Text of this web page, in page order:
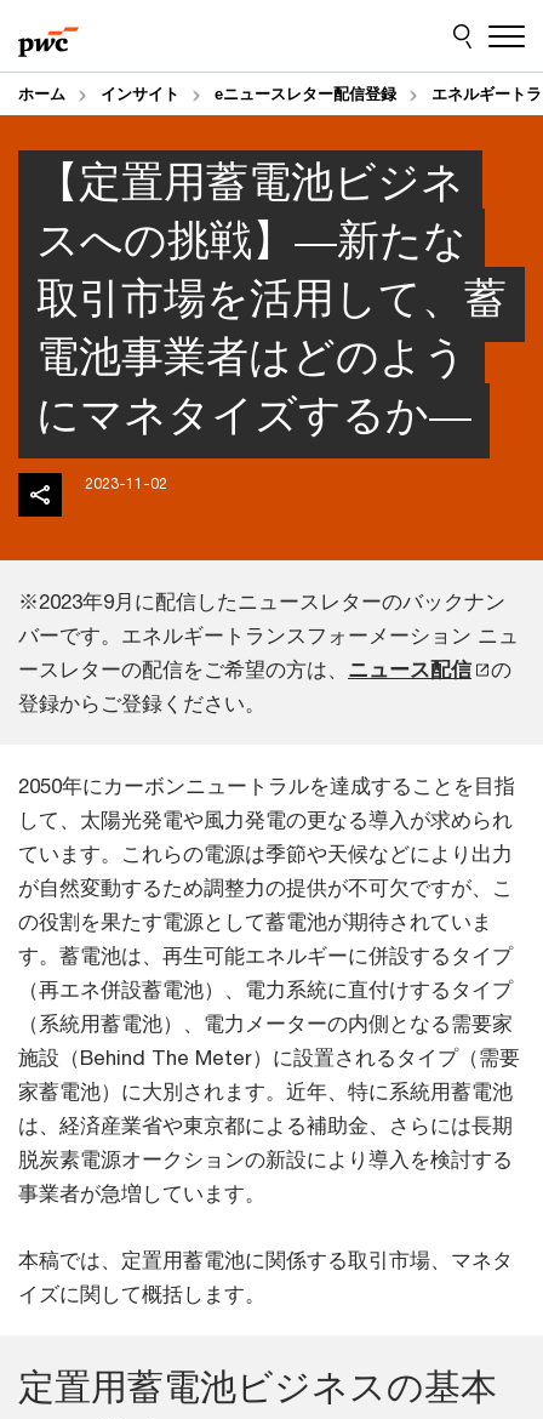
to
content
to
footer
ホーム インサイト eニュースレター配信登録 エネルギート
【定置用蓄電池ビジネ
スへの挑戦】―新たな
取引市場を活用して、蓄
電池事業者はどのよう
にマネタイズするか―
2023-11-02
※2023年9月に配信したニュースレターのバックナン
バーです。エネルギートランスフォーメーション ニュ
ースレターの配信をご希望の方は、 ニュース配信
の
登録からご登録ください。
2050年にカーボンニュートラルを達成することを目指
して、太陽光発電や風力発電の更なる導入が求められ
ています。これらの電源は季節や天候などにより出力
が自然変動するため調整力の提供が不可欠ですが、こ
の役割を果たす電源として蓄電池が期待されていま
す。蓄電池は、再生可能エネルギーに併設するタイプ
（再エネ併設蓄電池）、電力系統に直付けするタイプ
（系統用蓄電池）、電力メーターの内側となる需要家
施設（Behind The Meter）に設置されるタイプ（需要
家蓄電池）に大別されます。近年、特に系統用蓄電池
は、経済産業省や東京都による補助金、さらには長期
脱炭素電源オークションの新設により導入を検討する
事業者が急増しています。
本稿では、定置用蓄電池に関係する取引市場、マネタ
イズに関して概括します。
定置用蓄電池ビジネスの基本